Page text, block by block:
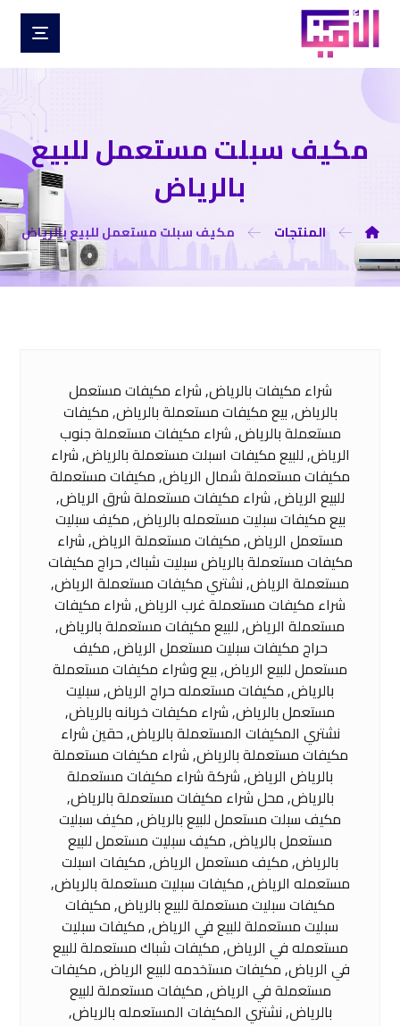
مكيف سبلت مستعمل للبيع
بالرياض
المنتجات مكيف سبلت مستعمل للبيع بالرياض
شراء مكيفات بالرياض, شراء مكيفات مستعمل
بالرياض, بيع مكيفات مستعملة بالرياض, مكيفات
مستعملة بالرياض, شراء مكيفات مستعملة جنوب
الرياض, للبيع مكيفات اسبلت مستعملة بالرياض, شراء
مكيفات مستعملة شمال الرياض, مكيفات مستعملة
للبيع الرياض, شراء مكيفات مستعملة شرق الرياض,
بيع مكيفات سبليت مستعمله بالرياض, مكيف سبليت
مستعمل الرياض, مكيفات مستعملة الرياض, شراء
مكيفات مستعملة بالرياض سبليت شباك, حراج مكيفات
مستعملة الرياض, نشتري مكيفات مستعملة الرياض,
شراء مكيفات مستعملة غرب الرياض, شراء مكيفات
مستعملة الرياض, للبيع مكيفات مستعملة بالرياض,
حراج مكيفات سبليت مستعمل الرياض, مكيف
مستعمل للبيع الرياض, بيع وشراء مكيفات مستعملة
بالرياض, مكيفات مستعمله حراج الرياض, سبليت
مستعمل بالرياض, شراء مكيفات خربانه بالرياض,
نشتري المكيفات المستعملة بالرياض, حقين شراء
مكيفات مستعملة بالرياض, شراء مكيفات مستعملة
بالرياض الرياض, شركة شراء مكيفات مستعملة
بالرياض, محل شراء مكيفات مستعملة بالرياض,
مكيف سبلت مستعمل للبيع بالرياض, مكيف سبليت
مستعمل بالرياض, مكيف سبليت مستعمل للبيع
بالرياض, مكيف مستعمل الرياض, مكيفات اسبلت
مستعمله الرياض, مكيفات سبليت مستعملة بالرياض,
مكيفات سبليت مستعملة للبيع بالرياض, مكيفات
سبليت مستعملة للبيع في الرياض, مكيفات سبليت
مستعمله في الرياض, مكيفات شباك مستعملة للبيع
في الرياض, مكيفات مستخدمه للبيع الرياض, مكيفات
مستعملة في الرياض, مكيفات مستعملة للبيع
بالرياض, نشتري المكيفات المستعمله بالرياض,